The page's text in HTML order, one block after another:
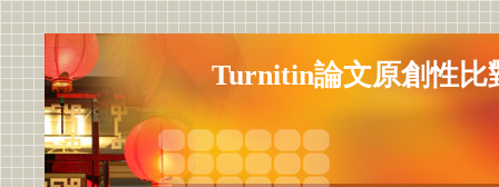
Turnitin論文原創性比